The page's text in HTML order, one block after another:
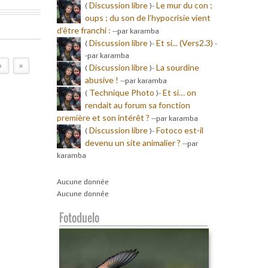
› »
( Discussion libre)- Le mur du con ;
oups ; du son de l’hypocrisie vient
d’être franchi : --par karamba
( Discussion libre)- Et si... (Vers2.3) -
-par karamba
( Discussion libre)- La sourdine
abusive ! --par karamba
( Technique Photo )- Et si… on
rendait au forum sa fonction
première et son intérêt ? --par karamba
( Discussion libre)- Fotoco est-il
devenu un site animalier ? --par
karamba
Aucune donnée
Aucune donnée
Fotoduelo